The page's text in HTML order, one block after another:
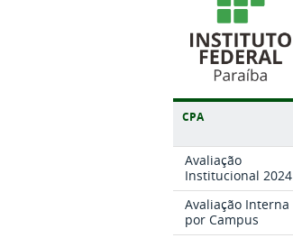
CPA
Avaliação
Institucional 2024
Avaliação Interna
por Campus